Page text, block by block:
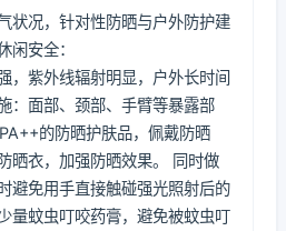
状况，针对性防晒与户外防护建
闲安全：
，紫外线辐射明显，户外长时间
：面部、颈部、手臂等暴露部
的防晒护肤品，佩戴防晒
晒衣，加强防晒效果。 同时做
避免用手直接触碰强光照射后的
量蚊虫叮咬药膏，避免被蚊虫叮